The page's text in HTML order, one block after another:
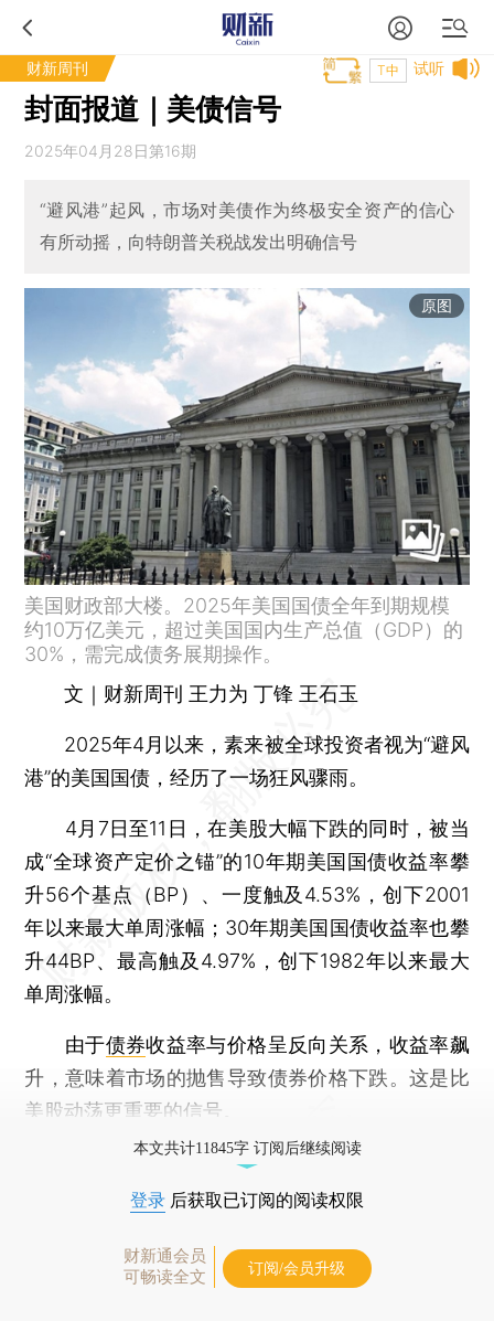
财新周刊 试听
T中
封面报道｜美债信号
2025年04月28日第16期
“避风港”起风，市场对美债作为终极安全资产的信心
有所动摇，向特朗普关税战发出明确信号
原图
美国财政部大楼。2025年美国国债全年到期规模
约10万亿美元，超过美国国内生产总值（GDP）的
30%，需完成债务展期操作。
文｜财新周刊 王力为 丁锋 王石玉
2025年4月以来，素来被全球投资者视为“避风
港”的美国国债，经历了一场狂风骤雨。
4月7日至11日，在美股大幅下跌的同时，被当
成“全球资产定价之锚”的10年期美国国债收益率攀
升56个基点（BP）、一度触及4.53%，创下2001
年以来最大单周涨幅；30年期美国国债收益率也攀
升44BP、最高触及4.97%，创下1982年以来最大
单周涨幅。
由于债券收益率与价格呈反向关系，收益率飙
升，意味着市场的抛售导致债券价格下跌。这是比
美股动荡更重要的信号。
本文共计11845字 订阅后继续阅读
登录 后获取已订阅的阅读权限
财新通会员
可畅读全文
订阅/会员升级